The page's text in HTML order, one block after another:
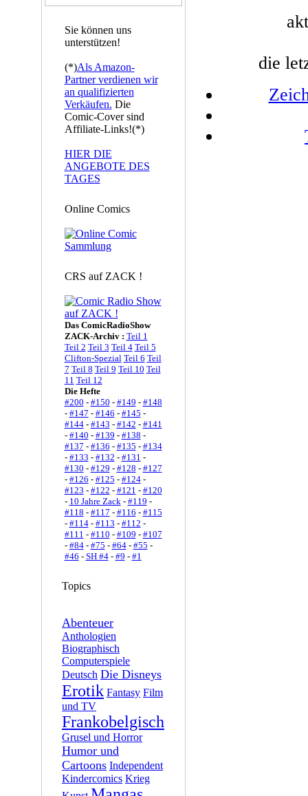
Sie können uns
unterstützen!
(*)Als Amazon-
Partner verdienen wir
an qualifizierten
Verkäufen. Die
Comic-Cover sind
Affiliate-Links!(*)
HIER DIE
ANGEBOTE DES
TAGES
Online Comics
CRS auf ZACK !
Das ComicRadioShow
ZACK-Archiv : Teil 1
Teil 2 Teil 3 Teil 4 Teil 5
Clifton-Spezial Teil 6 Teil
7 Teil 8 Teil 9 Teil 10 Teil
11 Teil 12
Die Hefte
#200 - #150 - #149 - #148
- #147 - #146 - #145 -
#144- #143 - #142 - #141
- #140 - #139 - #138 -
#137 - #136 - #135 - #134
- #133 - #132 - #131 -
#130 - #129 - #128 - #127
- #126 - #125 - #124-
#123 - #122 - #121 - #120
- 10 Jahre Zack- #119 -
#118 - #117 - #116 - #115
- #114- #113 - #112 -
#111 - #110 - #109 - #107
- #84- #75 - #64- #55 -
#46 - SH #4- #9 - #1
Topics
Abenteuer
Anthologien
Biographisch
Computerspiele
Deutsch Die Disneys
Erotik Fantasy Film
und TV
Frankobelgisch
Grusel und Horror
Humor und
Cartoons Independent
Kindercomics Krieg
die